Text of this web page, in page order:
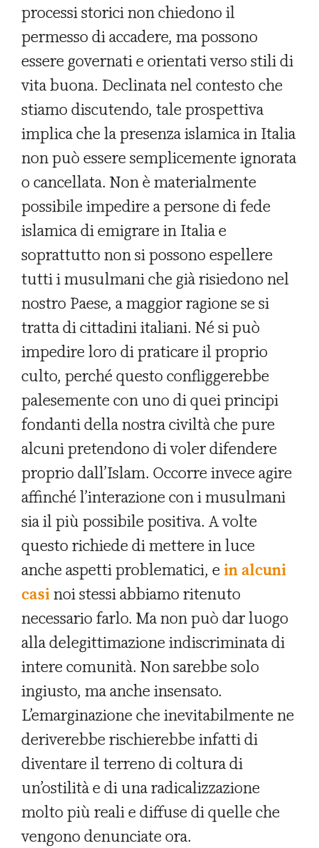
processi storici non chiedono il
permesso di accadere, ma possono
essere governati e orientati verso stili di
vita buona. Declinata nel contesto che
stiamo discutendo, tale prospettiva
implica che la presenza islamica in Italia
non può essere semplicemente ignorata
o cancellata. Non è materialmente
possibile impedire a persone di fede
islamica di emigrare in Italia e
soprattutto non si possono espellere
tutti i musulmani che già risiedono nel
nostro Paese, a maggior ragione se si
tratta di cittadini italiani. Né si può
impedire loro di praticare il proprio
culto, perché questo confliggerebbe
palesemente con uno di quei principi
fondanti della nostra civiltà che pure
alcuni pretendono di voler difendere
proprio dall’Islam. Occorre invece agire
affinché l’interazione con i musulmani
sia il più possibile positiva. A volte
questo richiede di mettere in luce
anche aspetti problematici, ein alcuni
casinoi stessi abbiamo ritenuto
necessario farlo. Ma non può dar luogo
alla delegittimazione indiscriminata di
intere comunità. Non sarebbe solo
ingiusto, ma anche insensato.
L’emarginazione che inevitabilmente ne
deriverebbe rischierebbe infatti di
diventare il terreno di coltura di
un’ostilità e di una radicalizzazione
molto più reali e diffuse di quelle che
vengono denunciate ora.